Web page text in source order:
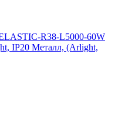
R38-L5000-60W
IP20 Металл, (Arlight,